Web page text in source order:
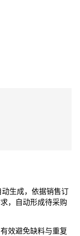
生成，依据销售订
，自动形成待采购
效避免缺料与重复